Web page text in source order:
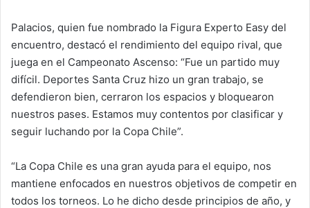
Palacios, quien fue nombrado la Figura Experto Easy del
encuentro, destacó el rendimiento del equipo rival, que
juega en el Campeonato Ascenso: “Fue un partido muy
difícil. Deportes Santa Cruz hizo un gran trabajo, se
defendieron bien, cerraron los espacios y bloquearon
nuestros pases. Estamos muy contentos por clasificar y
seguir luchando por la Copa Chile”.
“La Copa Chile es una gran ayuda para el equipo, nos
mantiene enfocados en nuestros objetivos de competir en
todos los torneos. Lo he dicho desde principios de año, y